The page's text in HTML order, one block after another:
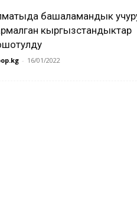
башаламандык
кыргызстандыктар
- 16/01/2022